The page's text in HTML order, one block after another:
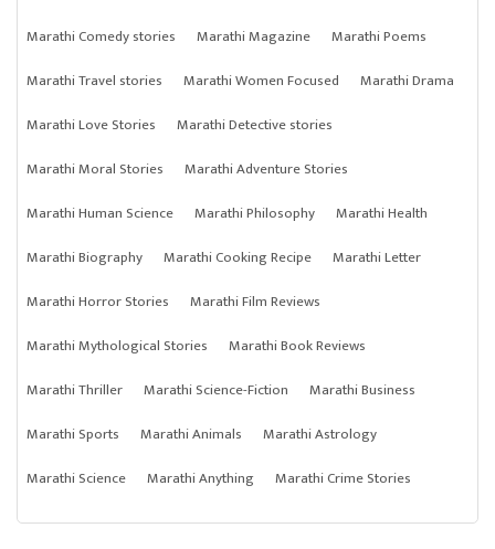
Marathi Comedy stories
Marathi Magazine
Marathi Poems
Marathi Travel stories
Marathi Women Focused
Marathi Drama
Marathi Love Stories
Marathi Detective stories
Marathi Moral Stories
Marathi Adventure Stories
Marathi Human Science
Marathi Philosophy
Marathi Health
Marathi Biography
Marathi Cooking Recipe
Marathi Letter
Marathi Horror Stories
Marathi Film Reviews
Marathi Mythological Stories
Marathi Book Reviews
Marathi Thriller
Marathi Science-Fiction
Marathi Business
Marathi Sports
Marathi Animals
Marathi Astrology
Marathi Science
Marathi Anything Marathi Crime Stories